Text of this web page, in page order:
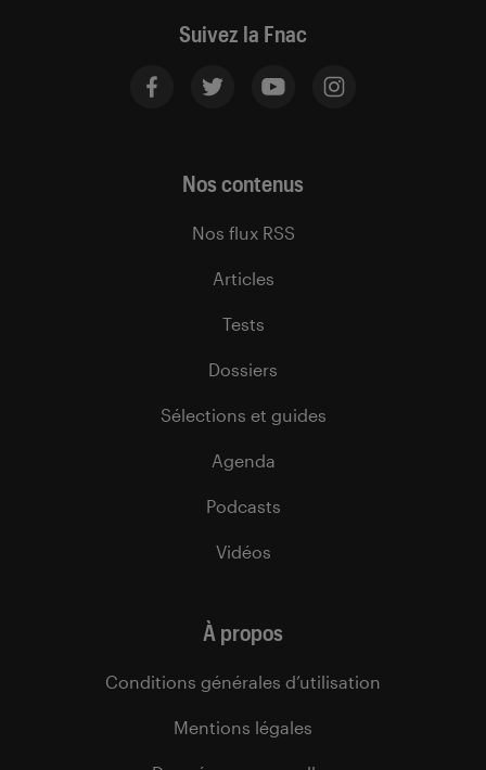
Suivez la Fnac
Nos contenus
Nos flux RSS
Articles
Tests
Dossiers
Sélections et guides
Agenda
Podcasts
Vidéos
À propos
Conditions générales d’utilisation
Mentions légales